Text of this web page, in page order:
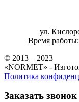
ул.
Время
© 2013 – 2023
«NORMET» -
Политика
Заказать звонок